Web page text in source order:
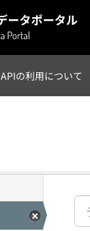
APIの利用について